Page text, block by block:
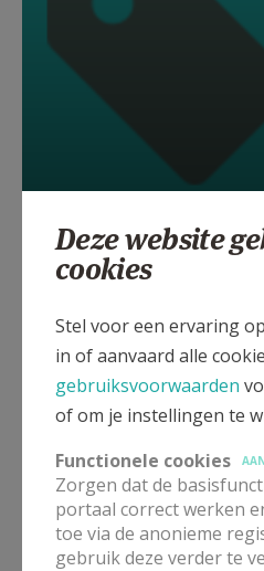
Deze website
cookies
Stel voor een ervaring
in of aanvaard alle
gebruiksvoorwaarden
of om je instellingen te
Functionele cookies
Zorgen dat de
portaal correct werken
toe via de anonieme
gebruik deze verder te